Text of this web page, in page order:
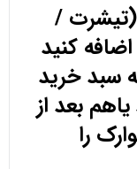
(تیشرت /
کنید
سبد خرید
بعد از
را